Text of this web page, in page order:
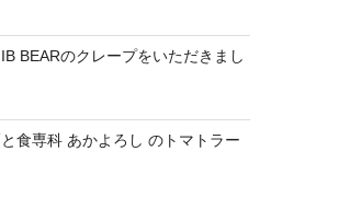
BEARのクレープをいただきまし
食専科 あかよろし のトマトラー